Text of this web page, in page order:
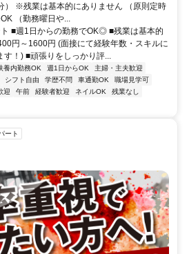
） ※残業は基本的にありません （原則定時
（勤務曜日や...
■週1日からの勤務でOK◎ ■残業は基本的
円～1600円 (面接にて経験年数・スキルに
す！) ■頑張りをしっかり評...
養内勤務OK 週1日からOK
主婦・主夫歓迎
シフト自由 学歴不問 車通勤OK
職場見学可
迎 午前 経験者歓迎 ネイルOK
残業なし
ート